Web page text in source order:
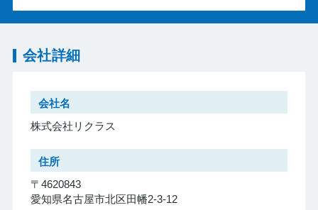
会社詳細
会社名
株式会社リクラス
住所
〒4620843
愛知県名古屋市北区田幡2-3-12